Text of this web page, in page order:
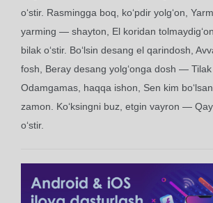
o‘stir. Rasmingga boq, ko‘pdir yolg‘on,
yarming — shayton, El koridan
bilak o‘stir. Bo‘lsin desang el qarindosh,
fosh, Beray desang yolg‘onga dosh — Tilak
Odamgamas, haqqa ishon, Sen kim
zamon. Ko‘ksingni buz, etgin vayron —
o‘stir.